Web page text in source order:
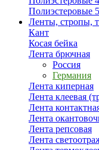
Полиэстеровые
Ленты, стропы,
Кант
Косая бейка
Лента брючная
Россия
Германия
Лента киперная
Лента клеевая
Лента
Лента
Лента репсовая
Лента